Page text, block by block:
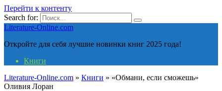
Перейти к контенту
Search for:
Literature-Online.com
Откройте для себя лучшие новинки книг 2025 года!
Книги
Literature-Online.com » Книги » «Обмани, если сможешь»
Оливия Лоран